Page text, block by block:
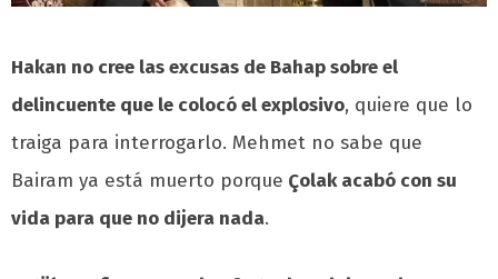
Hakan no cree las excusas de Bahap sobre el
delincuente que le colocó el explosivo, quiere que lo
traiga para interrogarlo. Mehmet no sabe que
Bairam ya está muerto porque Çolak acabó con su
vida para que no dijera nada.